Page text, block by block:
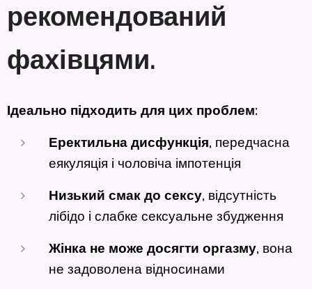
рекомендований
фахівцями.
Ідеально підходить для цих проблем:
Еректильна дисфункція, передчасна
еякуляція і чоловіча імпотенція
Низький смак до сексу, відсутність
лібідо і слабке сексуальне збудження
Жінка не може досягти оргазму, вона
не задоволена відносинами